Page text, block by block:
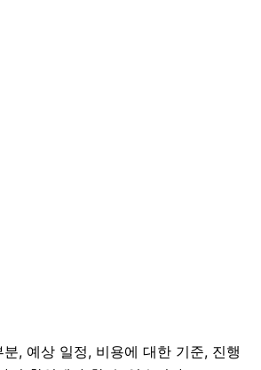
, 예상 일정, 비용에 대한 기준, 진행